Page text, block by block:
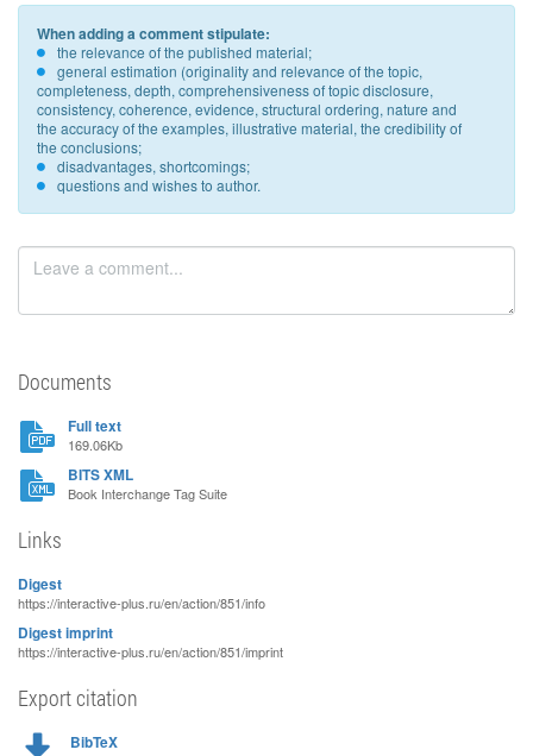
When adding a comment stipulate:
the relevance of the published material;
general estimation (originality and relevance of the topic,
completeness, depth, comprehensiveness of topic disclosure,
consistency, coherence, evidence, structural ordering, nature and
the accuracy of the examples, illustrative material, the credibility of
the conclusions;
disadvantages, shortcomings;
questions and wishes to author.
Documents
Full text
169.06Kb
BITS XML
Book Interchange Tag Suite
Links
Digest
https://interactive-plus.ru/en/action/851/info
Digest imprint
https://interactive-plus.ru/en/action/851/imprint
Export citation
BibTeX